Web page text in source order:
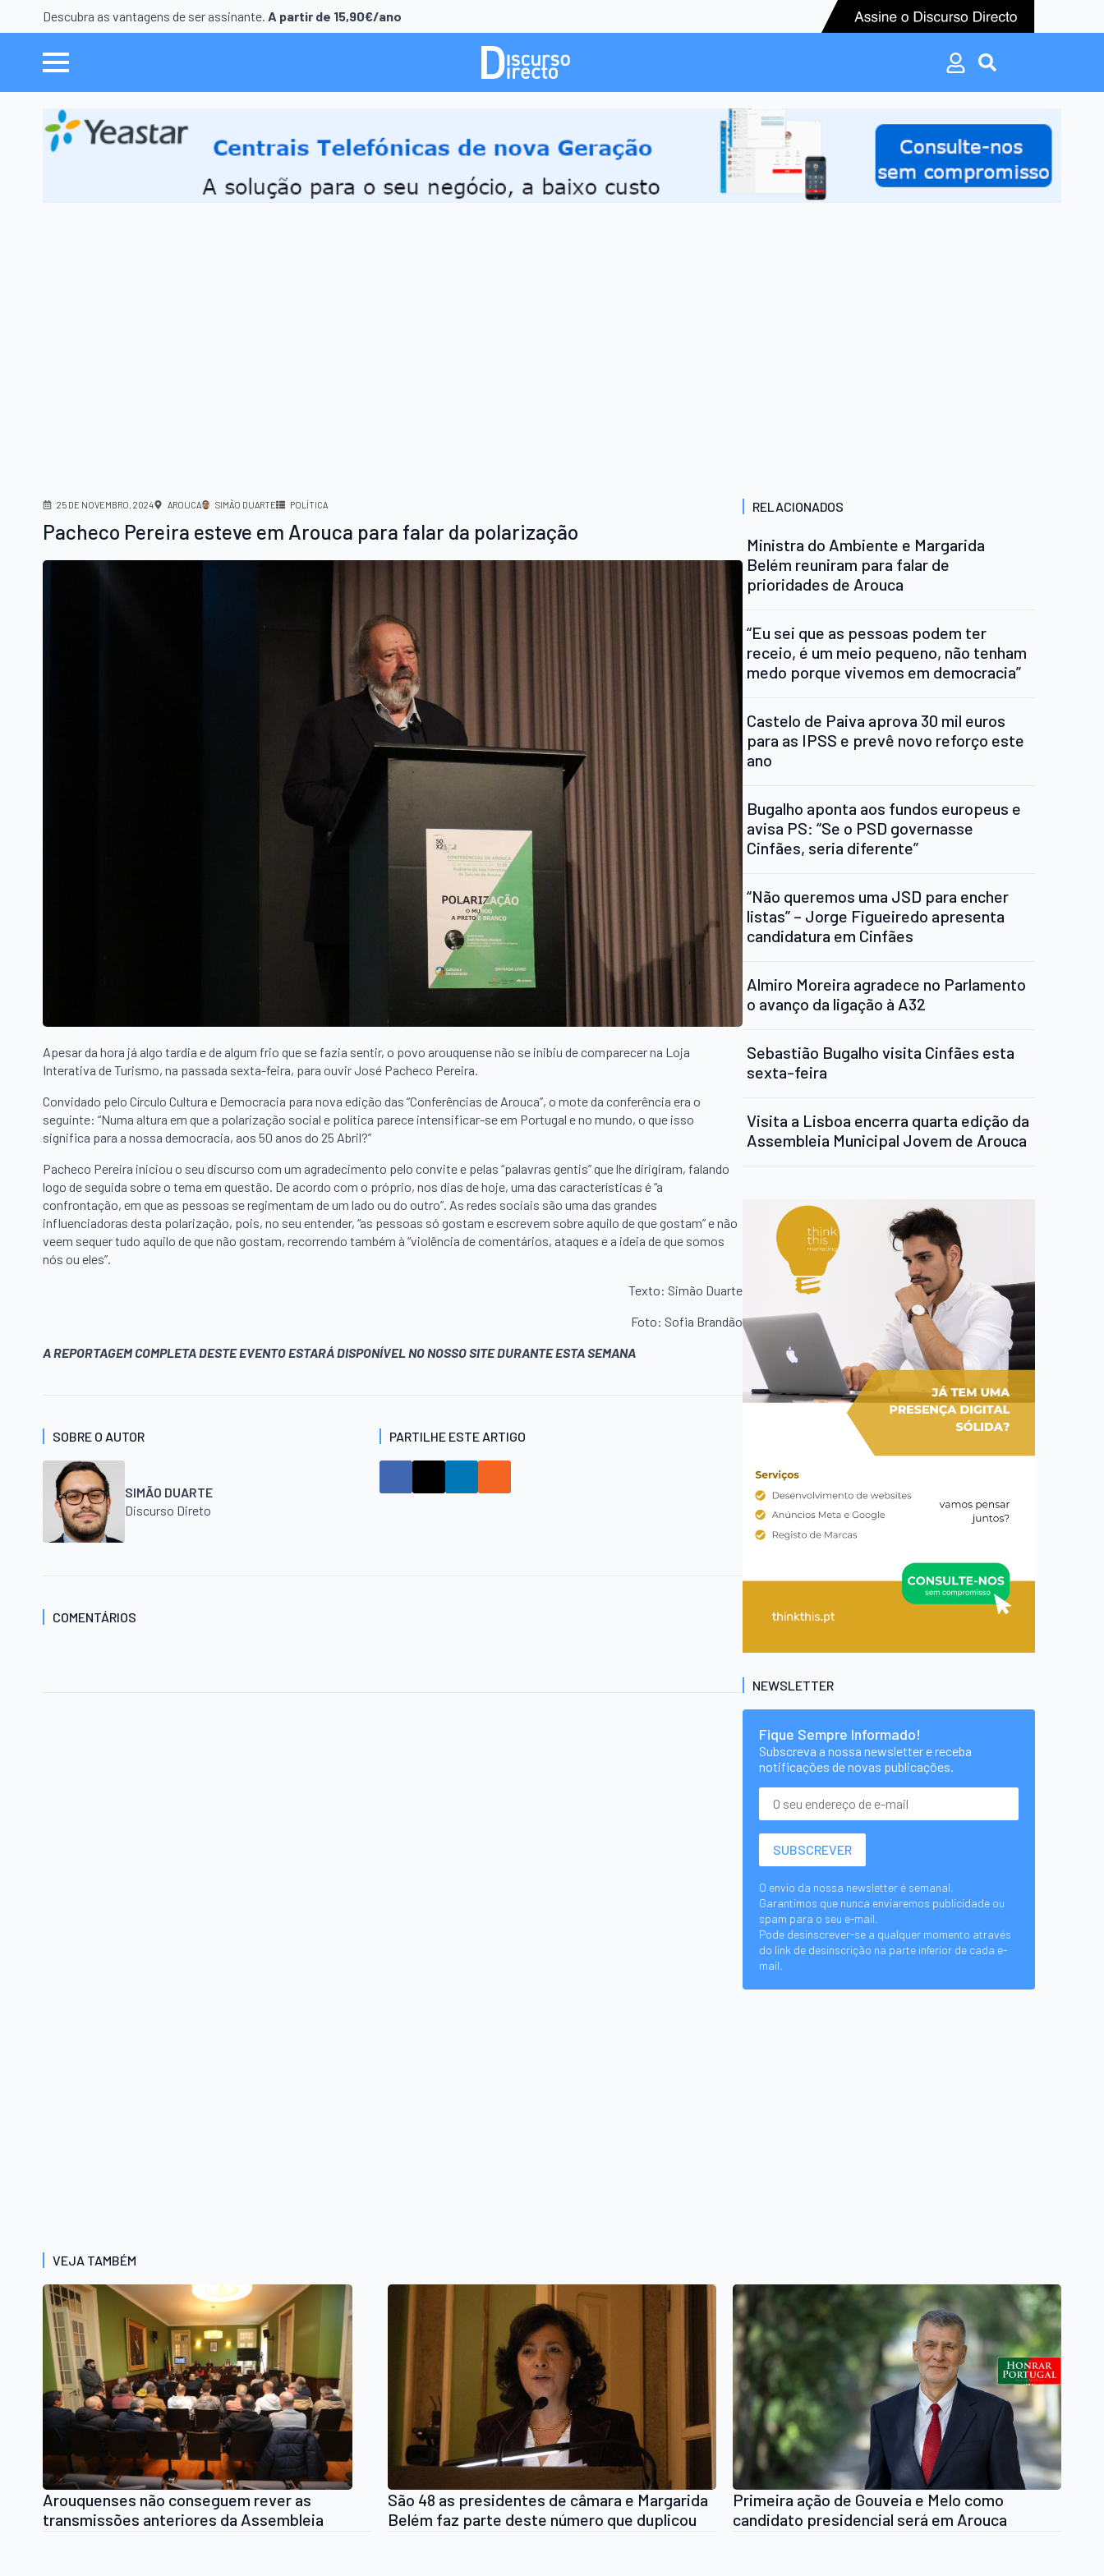
Descubra as vantagens de ser assinante. A partir de 15,90€/ano
Search
Search
for:
25 DE NOVEMBRO, 2024 AROUCA SIMÃO DUARTE POLÍTICA
Pacheco Pereira esteve em Arouca para falar da polarização
Apesar da hora já algo tardia e de algum frio que se fazia sentir, o povo arouquense não se inibiu de comparecer na Loja
Interativa de Turismo, na passada sexta-feira, para ouvir José Pacheco Pereira.
Convidado pelo Círculo Cultura e Democracia para nova edição das “Conferências de Arouca”, o mote da conferência era o
seguinte: “Numa altura em que a polarização social e política parece intensificar-se em Portugal e no mundo, o que isso
significa para a nossa democracia, aos 50 anos do 25 Abril?”
Pacheco Pereira iniciou o seu discurso com um agradecimento pelo convite e pelas “palavras gentis” que lhe dirigiram, falando
logo de seguida sobre o tema em questão. De acordo com o próprio, nos dias de hoje, uma das características é “a
confrontação, em que as pessoas se regimentam de um lado ou do outro”. As redes sociais são uma das grandes
influenciadoras desta polarização, pois, no seu entender, “as pessoas só gostam e escrevem sobre aquilo de que gostam” e não
veem sequer tudo aquilo de que não gostam, recorrendo também à “violência de comentários, ataques e a ideia de que somos
nós ou eles”.
Texto: Simão Duarte
Foto: Sofia Brandão
A REPORTAGEM COMPLETA DESTE EVENTO ESTARÁ DISPONÍVEL NO NOSSO SITE DURANTE ESTA SEMANA
SOBRE O AUTOR
SIMÃO DUARTE
Discurso Direto
PARTILHE ESTE ARTIGO
COMENTÁRIOS
RELACIONADOS
Ministra do Ambiente e Margarida
Belém reuniram para falar de
prioridades de Arouca
“Eu sei que as pessoas podem ter
receio, é um meio pequeno, não tenham
medo porque vivemos em democracia”
Castelo de Paiva aprova 30 mil euros
para as IPSS e prevê novo reforço este
ano
Bugalho aponta aos fundos europeus e
avisa PS: “Se o PSD governasse
Cinfães, seria diferente”
“Não queremos uma JSD para encher
listas” – Jorge Figueiredo apresenta
candidatura em Cinfães
Almiro Moreira agradece no Parlamento
o avanço da ligação à A32
Sebastião Bugalho visita Cinfães esta
sexta-feira
Visita a Lisboa encerra quarta edição da
Assembleia Municipal Jovem de Arouca
NEWSLETTER
Fique Sempre Informado!
Subscreva a nossa newsletter e receba
notificações de novas publicações.
O envio da nossa newsletter é semanal.
Garantimos que nunca enviaremos publicidade ou
spam para o seu e-mail.
Pode desinscrever-se a qualquer momento através
do link de desinscrição na parte inferior de cada e-
mail.
VEJA TAMBÉM
Arouquenses não conseguem rever as
transmissões anteriores da Assembleia
São 48 as presidentes de câmara e Margarida
Belém faz parte deste número que duplicou
Primeira ação de Gouveia e Melo como
candidato presidencial será em Arouca